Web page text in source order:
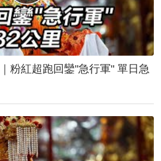
超跑回鑾"急行軍" 單日急